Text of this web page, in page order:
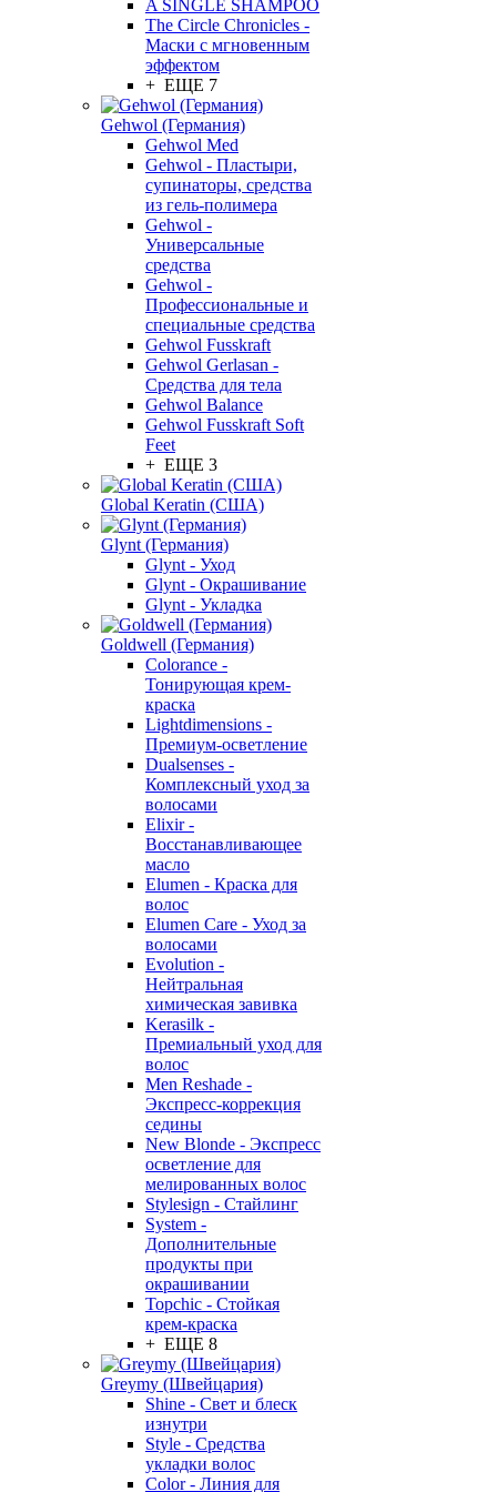
A SINGLE SHAMPOO
The Circle Chronicles -
Маски с мгновенным
эффектом
+ ЕЩЕ 7
Gehwol (Германия)
Gehwol Med
Gehwol - Пластыри,
супинаторы, средства
из гель-полимера
Gehwol -
Универсальные
средства
Gehwol -
Профессиональные и
специальные средства
Gehwol Fusskraft
Gehwol Gerlasan -
Средства для тела
Gehwol Balance
Gehwol Fusskraft Soft
Feet
+ ЕЩЕ 3
Global Keratin (США)
Glynt (Германия)
Glynt - Уход
Glynt - Окрашивание
Glynt - Укладка
Goldwell (Германия)
Colorance -
Тонирующая крем-
краска
Lightdimensions -
Премиум-осветление
Dualsenses -
Комплексный уход за
волосами
Elixir -
Восстанавливающее
масло
Elumen - Краска для
волос
Elumen Care - Уход за
волосами
Evolution -
Нейтральная
химическая завивка
Kerasilk -
Премиальный уход для
волос
Men Reshade -
Экспресс-коррекция
седины
New Blonde - Экспресс
осветление для
мелированных волос
Stylesign - Стайлинг
System -
Дополнительные
продукты при
окрашивании
Topchic - Стойкая
крем-краска
+ ЕЩЕ 8
Greymy (Швейцария)
Shine - Свет и блеск
изнутри
Style - Средства
укладки волос
Color - Линия для